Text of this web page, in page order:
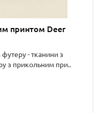
принтом Deer
- тканини з
з прикольним при..